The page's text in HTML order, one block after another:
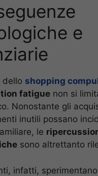
e
dello shopping
fatigue non si
Nonostante gli
inutili possano
le
sono altrettanto
infatti,